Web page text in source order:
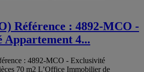
Référence : 4892-MCO -
Appartement 4...
: 4892-MCO - Exclusivité
70 m2 L’Office Immobilier de